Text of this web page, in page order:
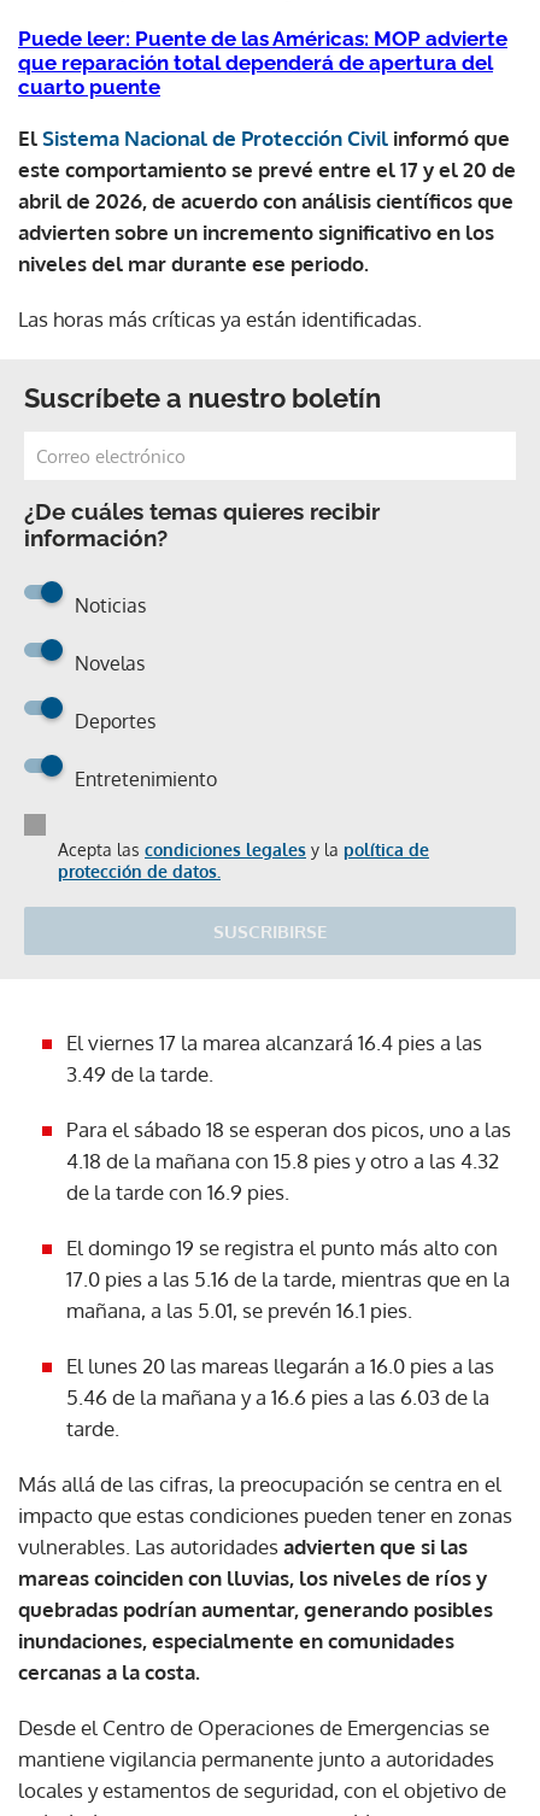
Puede leer: Puente de las Américas: MOP advierte
que reparación total dependerá de apertura del
cuarto puente
ElSistema Nacional de Protección Civil informó que
este comportamiento se prevé entre el 17 y el 20 de
abril de 2026, de acuerdo con análisis científicos que
advierten sobre un incremento significativo en los
niveles del mar durante ese periodo.
Las horas más críticas ya están identificadas.
Suscríbete a nuestro boletín
¿De cuáles temas quieres recibir
información?
Noticias
Novelas
Deportes
Entretenimiento
Acepta las condiciones legales y la política de
protección de datos.
SUSCRIBIRSE
El viernes 17 la marea alcanzará 16.4 pies a las
3.49 de la tarde.
Para el sábado 18 se esperan dos picos, uno a las
4.18 de la mañana con 15.8 pies y otro a las 4.32
de la tarde con 16.9 pies.
El domingo 19 se registra el punto más alto con
17.0 pies a las 5.16 de la tarde, mientras que en la
mañana, a las 5.01, se prevén 16.1 pies.
El lunes 20 las mareas llegarán a 16.0 pies a las
5.46 de la mañana y a 16.6 pies a las 6.03 de la
tarde.
Más allá de las cifras, la preocupación se centra en el
impacto que estas condiciones pueden tener en zonas
vulnerables. Las autoridadesadvierten que si las
mareas coinciden con lluvias, los niveles de ríos y
quebradas podrían aumentar, generando posibles
inundaciones, especialmente en comunidades
cercanas a la costa.
Desde el Centro de Operaciones de Emergencias se
mantiene vigilancia permanente junto a autoridades
locales y estamentos de seguridad, con el objetivo de